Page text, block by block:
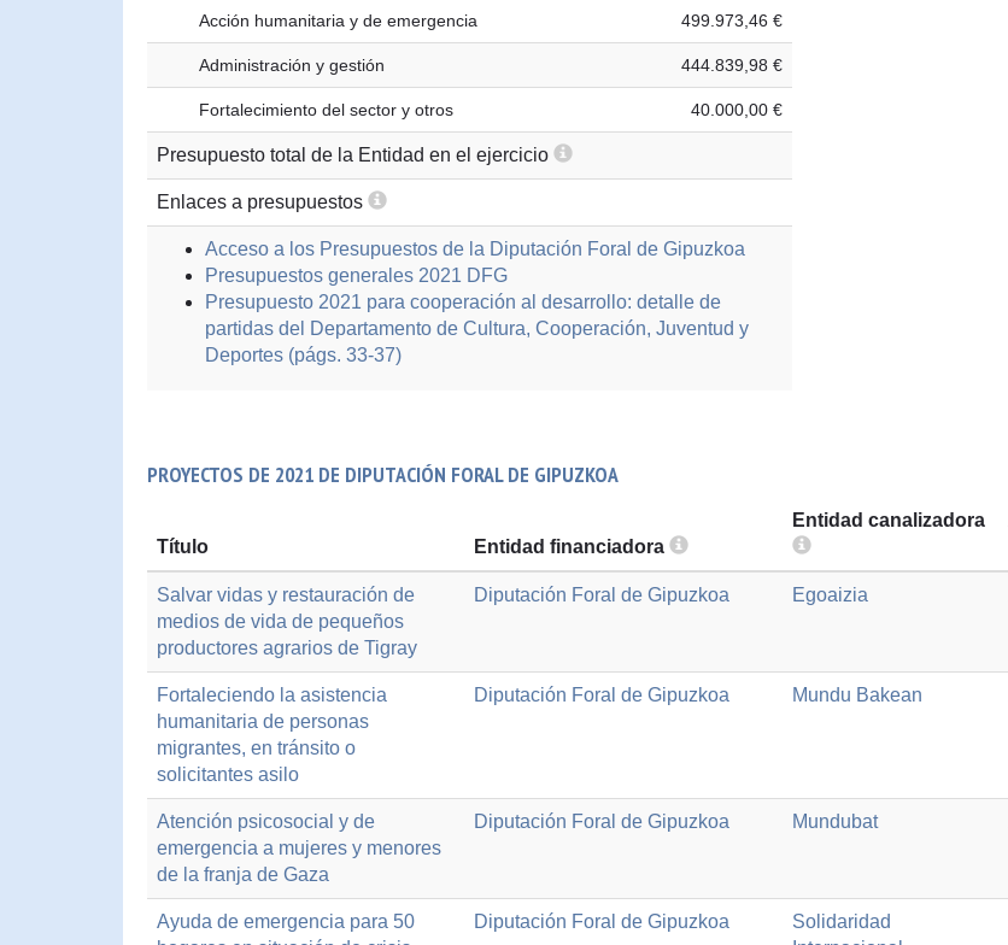
Acción humanitaria y de emergencia 499.973,46 €
Administración y gestión 444.839,98 €
Fortalecimiento del sector y otros 40.000,00 €
Presupuesto total de la Entidad en el ejercicio
Enlaces a presupuestos
Acceso a los Presupuestos de la Diputación Foral de Gipuzkoa
Presupuestos generales 2021 DFG
Presupuesto 2021 para cooperación al desarrollo: detalle de
partidas del Departamento de Cultura, Cooperación, Juventud y
Deportes (págs. 33-37)
PROYECTOS DE 2021 DE DIPUTACIÓN FORAL DE GIPUZKOA
Título Entidad financiadora
Entidad canalizadora
Salvar vidas y restauración de
medios de vida de pequeños
productores agrarios de Tigray
Diputación Foral de Gipuzkoa Egoaizia
Fortaleciendo la asistencia
humanitaria de personas
migrantes, en tránsito o
solicitantes asilo
Diputación Foral de Gipuzkoa Mundu Bakean
Atención psicosocial y de
emergencia a mujeres y menores
de la franja de Gaza
Diputación Foral de Gipuzkoa Mundubat
Ayuda de emergencia para 50
Diputación Foral de Gipuzkoa
Solidaridad